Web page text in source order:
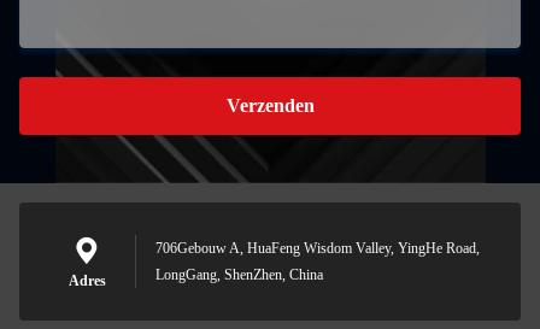
Verzenden
Adres
706Gebouw A, HuaFeng Wisdom Valley, YingHe Road,
LongGang, ShenZhen, China